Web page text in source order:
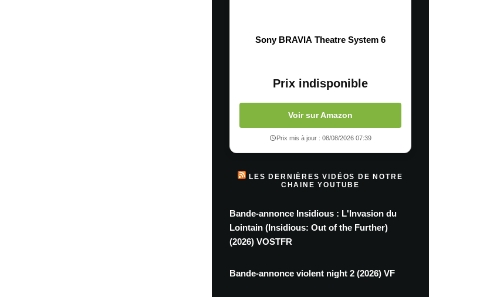
Sony BRAVIA Theatre System 6
Prix indisponible
Voir sur Amazon
Prix mis à jour : 08/08/2026 07:39
LES DERNIÈRES VIDÉOS DE NOTRE
CHAINE YOUTUBE
Bande-annonce Insidious : L'Invasion du
Lointain (Insidious: Out of the Further)
(2026) VOSTFR
Bande-annonce violent night 2 (2026) VF